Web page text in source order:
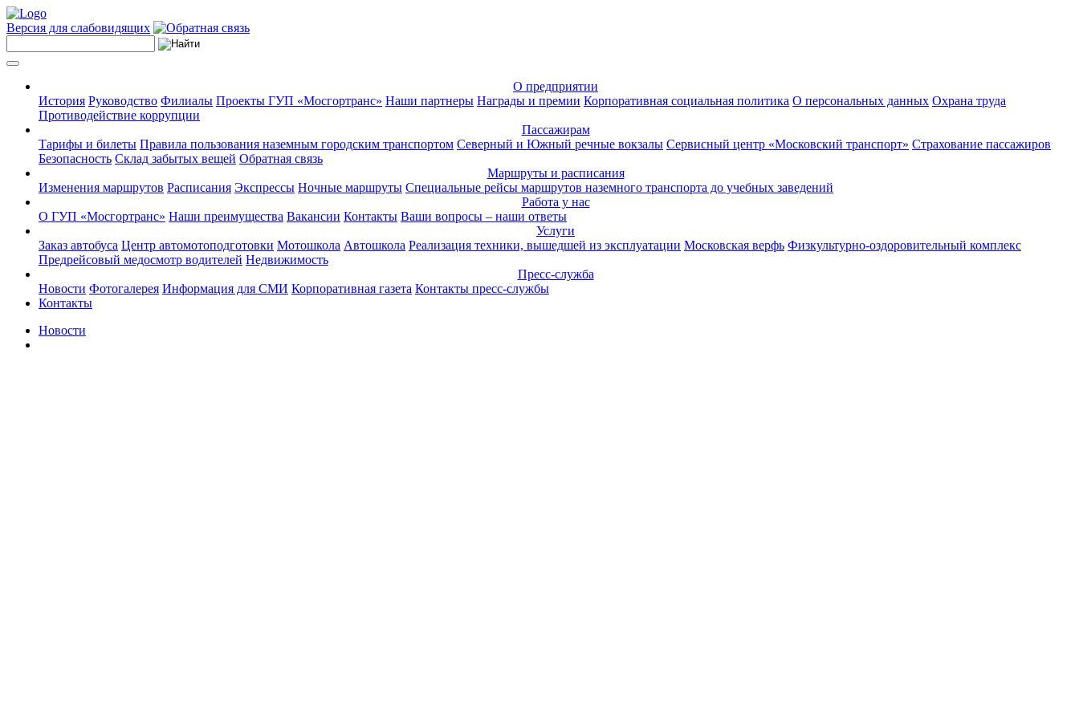
Версия для слабовидящих
О предприятии
История Руководство Филиалы Проекты ГУП «Мосгортранс» Наши партнеры Награды и премии Корпоративная социальная политика О персональных данных Охрана труда
Противодействие коррупции
Пассажирам
Тарифы и билеты Правила пользования наземным городским транспортом Северный и Южный речные вокзалы Сервисный центр «Московский транспорт» Страхование пассажиров
Безопасность Склад забытых вещей Обратная связь
Маршруты и расписания
Изменения маршрутов Расписания Экспрессы Ночные маршруты Специальные рейсы маршрутов наземного транспорта до учебных заведений
Работа у нас
О ГУП «Мосгортранс» Наши преимущества Вакансии Контакты Ваши вопросы – наши ответы
Услуги
Заказ автобуса Центр автомотоподготовки Мотошкола Автошкола Реализация техники, вышедшей из эксплуатации Московская верфь Физкультурно-оздоровительный комплекс
Предрейсовый медосмотр водителей Недвижимость
Пресс-служба
Новости Фотогалерея Информация для СМИ Корпоративная газета Контакты пресс-службы
Контакты
Новости